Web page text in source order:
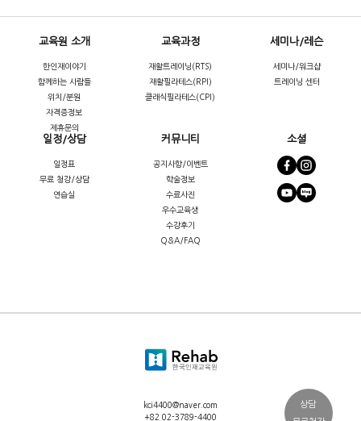
교육원 소개
한인재이야기
함께하는 사람들
위치/분원
자격증정보
제휴문의
교육과정
재활트레이닝(RTS)
재활필라테스(RPI)
클래식필라테스(CPI)
세미나/레슨
세미나/워크샵
트레이닝 센터
일정/상담
일정표
무료 청강/상담
연습실
커뮤니티
공지사항/이벤트
학술정보
수료사진
우수교육생
수강후기
Q&A/FAQ
소셜
kci4400@naver.com
+82 02-3789-4400
상담